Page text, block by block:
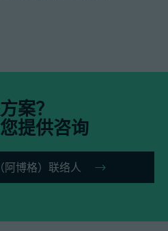
案？
提供咨询
阿博格）联络人